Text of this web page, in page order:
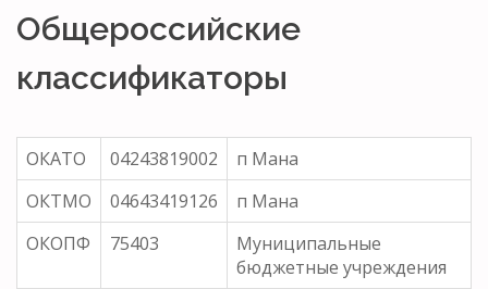
Общероссийские
классификаторы
ОКАТО 04243819002
п Мана
ОКТМО
04643419126
п Мана
ОКОПФ
75403
Муниципальные
бюджетные учреждения